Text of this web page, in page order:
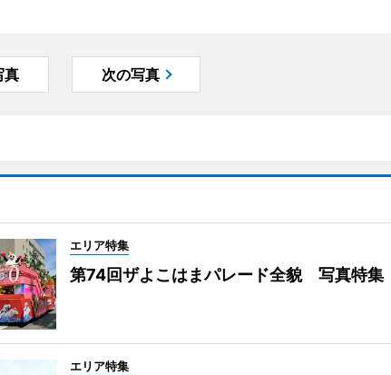
真 次の写真
エリア特集
第74回ザよこはまパレード全貌 写真特集
エリア特集